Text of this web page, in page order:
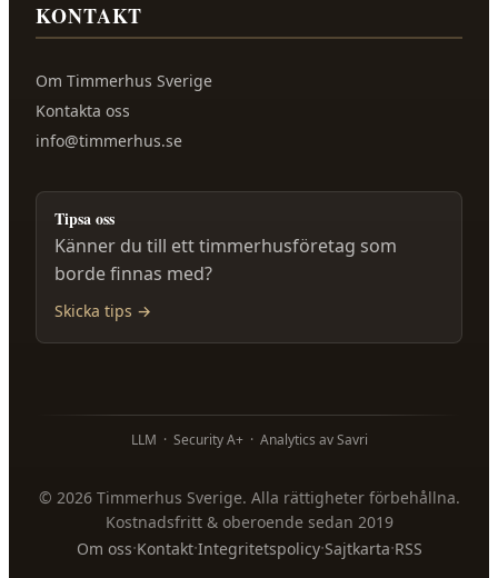
KONTAKT
Om Timmerhus Sverige
Kontakta oss
info@timmerhus.se
Tipsa oss
Känner du till ett timmerhusföretag som
borde finnas med?
Skicka tips →
LLM · Security A+ · Analytics av Savri
© 2026 Timmerhus Sverige. Alla rättigheter förbehållna.
Kostnadsfritt & oberoende sedan 2019
Om oss·Kontakt·Integritetspolicy·Sajtkarta·RSS